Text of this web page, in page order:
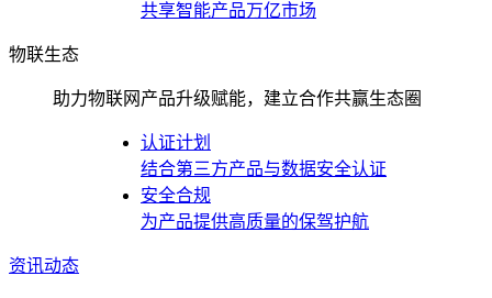
共享智能产品万亿市场
物联生态
助力物联网产品升级赋能，建立合作共赢生态圈
认证计划
结合第三方产品与数据安全认证
安全合规
为产品提供高质量的保驾护航
资讯动态